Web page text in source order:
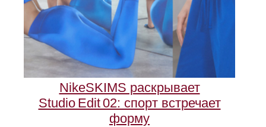
NikeSKIMS раскрывает
Studio Edit 02: спорт встречает
форму